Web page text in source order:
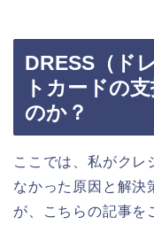
DRESS（ド
トカードの
のか？
ここでは、私がクレ
なかった原因と解決
が、こちらの記事を